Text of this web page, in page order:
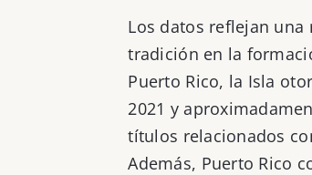
Los datos reflejan
tradición en la
Puerto Rico, la Isla
2021 y
títulos relacionados
Además, Puerto Rico